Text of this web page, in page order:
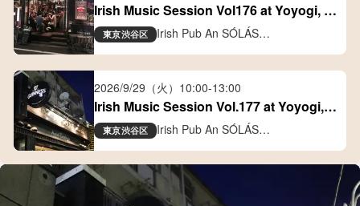
Irish Music Session Vol176 at Yoyogi,
Tokyo
東京渋谷区
Irish Pub An SÓLÁS
アイリッシュパブ アン ソラス
2026/9/29（火） 10:00-13:00
Irish Music Session Vol.177 at Yoyogi,
Tokyo
東京渋谷区
Irish Pub An SÓLÁS
アイリッシュパブ アン ソラス